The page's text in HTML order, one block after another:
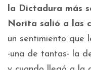
la Dictadura más
Norita salió a las
un sentimiento que
-una de tantas- la